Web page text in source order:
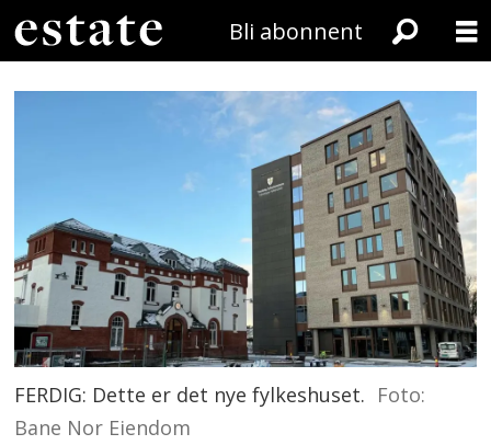
Bli abonnent
FERDIG: Dette er det nye fylkeshuset. Foto:
Bane Nor Eiendom